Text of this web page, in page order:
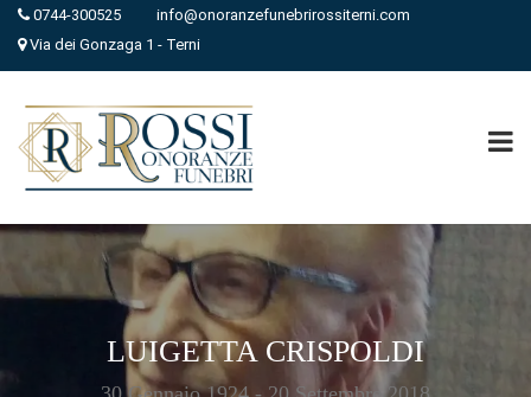
0744-300525
info@onoranzefunebrirossiterni.com
Via dei Gonzaga 1 - Terni
LUIGETTA CRISPOLDI